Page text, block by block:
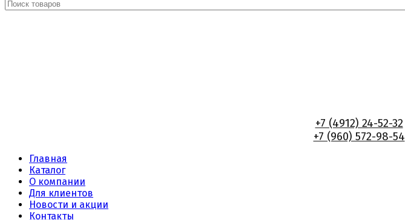
+7 (4912) 24-52-32
+7 (960) 572-98-54
Главная
Каталог
О компании
Для клиентов
Новости и акции
Контакты